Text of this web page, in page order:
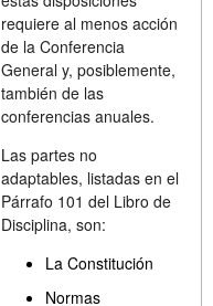
requiere al menos acción
de la Conferencia
General y, posiblemente,
también de las
conferencias anuales.
Las partes no
adaptables, listadas en el
Párrafo 101 del Libro de
Disciplina, son:
La Constitución
Normas